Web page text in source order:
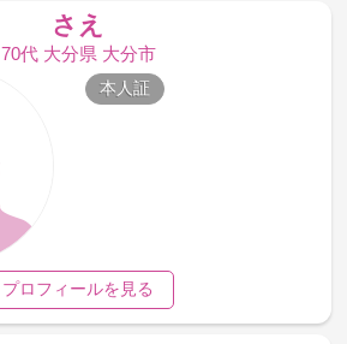
さえ
70代 大分県 大分市
本人証
プロフィールを見る